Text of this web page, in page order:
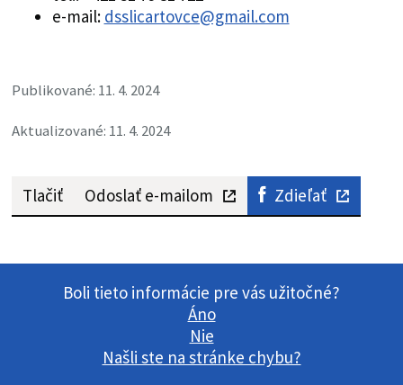
e-mail: dsslicartovce@gmail.com
Publikované: 11. 4. 2024
Aktualizované: 11. 4. 2024
Tlačiť Odoslať e-mailom Zdieľať
Boli tieto informácie pre vás užitočné?
Áno
Nie
Našli ste na stránke chybu?